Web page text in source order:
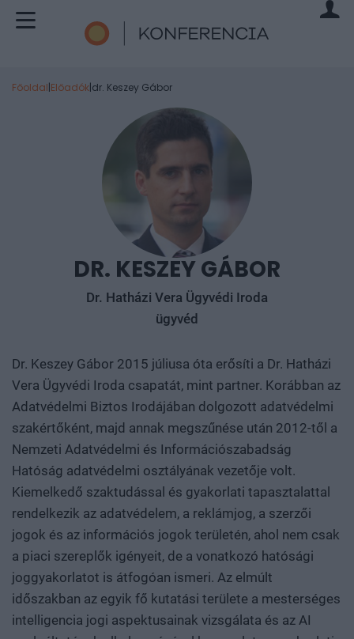
Főoldal|Előadók|dr. Keszey Gábor
DR. KESZEY GÁBOR
Dr. Hatházi Vera Ügyvédi Iroda
ügyvéd
Dr. Keszey Gábor 2015 júliusa óta erősíti a Dr. Hatházi
Vera Ügyvédi Iroda csapatát, mint partner. Korábban az
Adatvédelmi Biztos Irodájában dolgozott adatvédelmi
szakértőként, majd annak megszűnése után 2012-től a
Nemzeti Adatvédelmi és Információszabadság
Hatóság adatvédelmi osztályának vezetője volt.
Kiemelkedő szaktudással és gyakorlati tapasztalattal
rendelkezik az adatvédelem, a reklámjog, a szerzői
jogok és az információs jogok területén, ahol nem csak
a piaci szereplők igényeit, de a vonatkozó hatósági
joggyakorlatot is átfogóan ismeri. Az elmúlt
időszakban az egyik fő kutatási területe a mesterséges
intelligencia jogi aspektusainak vizsgálata és az AI